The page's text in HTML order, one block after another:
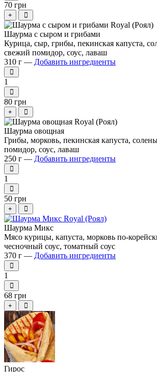
70 грн
+
Шаурма с сыром и грибами
Курица, сыр, грибы, пекинская капуста,
свежий помидор, соус, лаваш
310 г — Добавить ингредиенты
1
80 грн
+
Шаурма овощная
Грибы, морковь, пекинская капуста,
помидор, соус, лаваш
250 г — Добавить ингредиенты
1
50 грн
+
Шаурма Микс
Мясо курицы, капуста, морковь по-
чесночный соус, томатный соус
370 г — Добавить ингредиенты
1
68 грн
+
Гирос